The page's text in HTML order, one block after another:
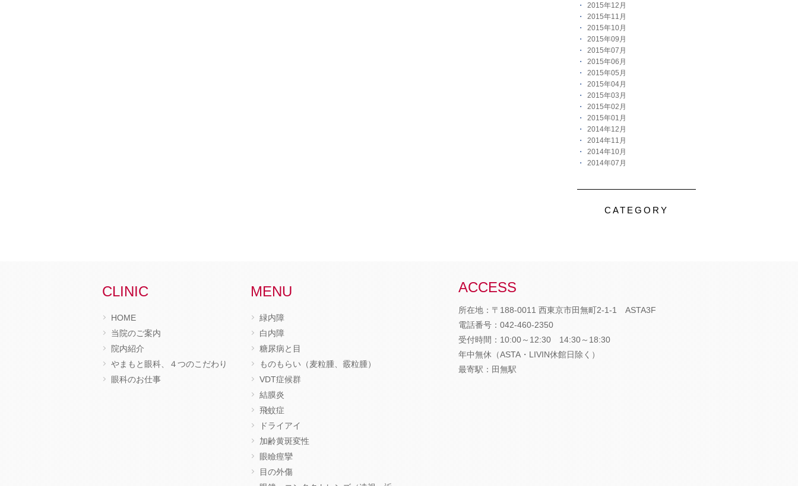
2015年12月
2015年11月
2015年10月
2015年09月
2015年07月
2015年06月
2015年05月
2015年04月
2015年03月
2015年02月
2015年01月
2014年12月
2014年11月
2014年10月
2014年07月
CATEGORY
CLINIC
HOME
当院のご案内
院内紹介
やまもと眼科、４つのこだわり
眼科のお仕事
MENU
緑内障
白内障
糖尿病と目
ものもらい（麦粒腫、霰粒腫）
VDT症候群
結膜炎
飛蚊症
ドライアイ
加齢黄斑変性
眼瞼痙攣
目の外傷
ACCESS
所在地：〒188-0011 西東京市田無町2-1-1 ASTA3F
電話番号： 042-460-2350
受付時間：10:00～12:30 14:30～18:30
年中無休（ASTA・LIVIN休館日除く）
最寄駅：田無駅